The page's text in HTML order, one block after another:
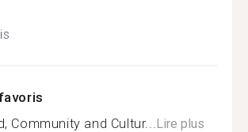
Community and Cultur...Lire plus